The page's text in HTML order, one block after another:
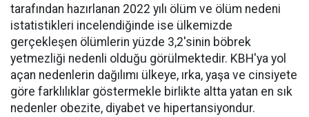
tarafından hazırlanan 2022 yılı ölüm ve ölüm nedeni
istatistikleri incelendiğinde ise ülkemizde
gerçekleşen ölümlerin yüzde 3,2'sinin böbrek
yetmezliği nedenli olduğu görülmektedir. KBH'ya yol
açan nedenlerin dağılımı ülkeye, ırka, yaşa ve cinsiyete
göre farklılıklar göstermekle birlikte altta yatan en sık
nedenler obezite, diyabet ve hipertansiyondur.